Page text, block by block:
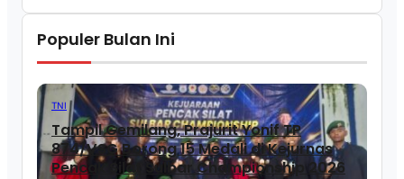
Populer Bulan Ini
TNI
Tampil Gemilang, Prajurit Yonif TP
874/VSG Borong 15 Medali di Kejurnas
Pencak Silat Sulbar Championship 2026